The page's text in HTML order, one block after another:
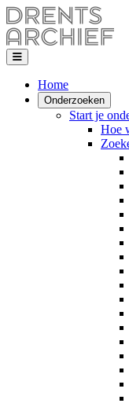
Home
Onderzoeken
Start je
Hoe